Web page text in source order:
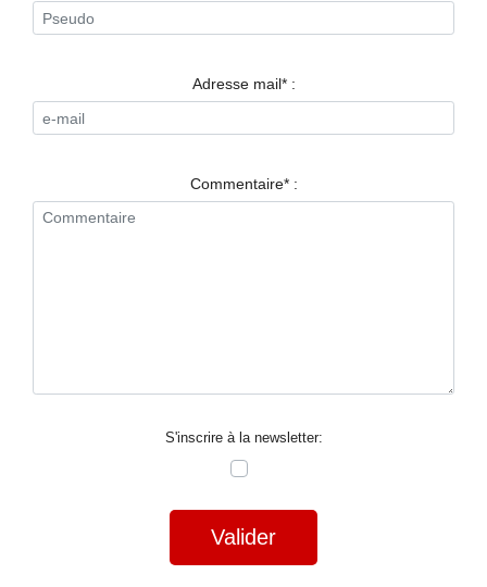
SPORTS
RESTAURANTS
NUIT
Adresse mail* :
Commentaire* :
S'inscrire à la newsletter:
Valider